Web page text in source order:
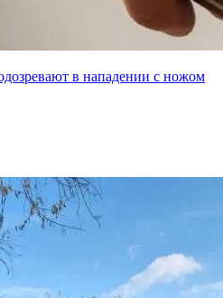
в нападении с ножом